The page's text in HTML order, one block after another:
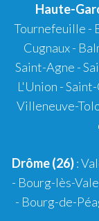
Haute-
Tournefeuille -
Cugnaux-
Saint-Agne -
L'Union -
Villeneuve-
Drôme (26):
- Bourg-lès-
- Bourg-de-